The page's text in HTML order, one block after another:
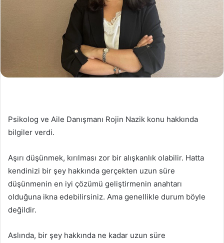
Psikolog ve Aile Danışmanı Rojin Nazik konu hakkında
bilgiler verdi.
Aşırı düşünmek, kırılması zor bir alışkanlık olabilir. Hatta
kendinizi bir şey hakkında gerçekten uzun süre
düşünmenin en iyi çözümü geliştirmenin anahtarı
olduğuna ikna edebilirsiniz. Ama genellikle durum böyle
değildir.
Aslında, bir şey hakkında ne kadar uzun süre